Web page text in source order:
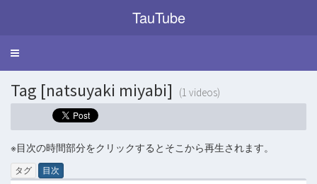
TauTube
Toggle
Tag [natsuyaki miyabi] (1 videos)
※目次の時間部分をクリックするとそこから再生されます。
タグ 目次